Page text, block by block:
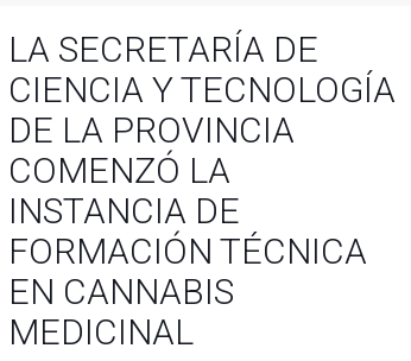
LA SECRETARÍA DE
CIENCIA Y TECNOLOGÍA
DE LA PROVINCIA
COMENZÓ LA
INSTANCIA DE
FORMACIÓN TÉCNICA
EN CANNABIS
MEDICINAL